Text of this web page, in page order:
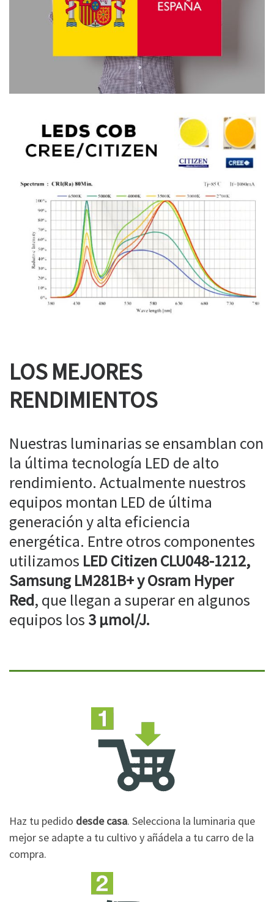
LOS MEJORES
RENDIMIENTOS
Nuestras luminarias se ensamblan con
la última tecnología LED de alto
rendimiento. Actualmente nuestros
equipos montan LED de última
generación y alta eficiencia
energética. Entre otros componentes
utilizamos LED Citizen CLU048-1212,
Samsung LM281B+ y Osram Hyper
Red, que llegan a superar en algunos
equipos los 3 µmol/J.
Haz tu pedido desde casa. Selecciona la luminaria que
mejor se adapte a tu cultivo y añádela a tu carro de la
compra.